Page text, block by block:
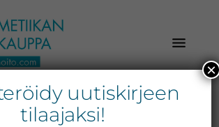
uutiskirjeen
tilaajaksi!
×